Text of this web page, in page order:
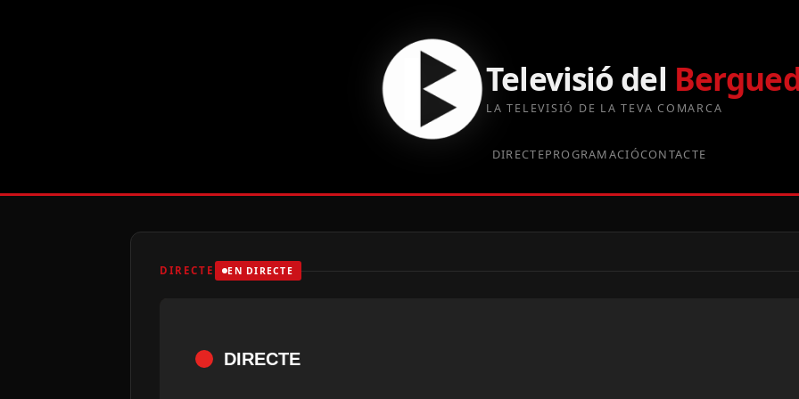
Televisió del
LA TELEVISIÓ DE LA TEVA COMARCA
DIRECTEPROGRAMACIÓCONTACTE
DIRECTE EN DIRECTE
DIRECTE